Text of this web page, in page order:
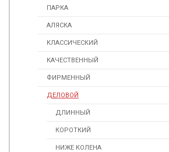
ПАРКА
АЛЯСКА
КЛАССИЧЕСКИЙ
КАЧЕСТВЕННЫЙ
ФИРМЕННЫЙ
ДЕЛОВОЙ
ДЛИННЫЙ
КОРОТКИЙ
НИЖЕ КОЛЕНА